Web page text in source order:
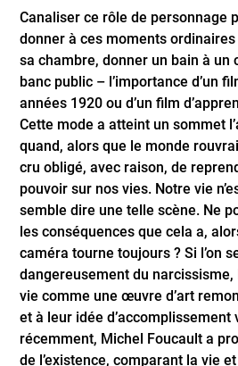
Canaliser ce rôle de personnage
donner à ces moments
sa chambre, donner un bain à un
banc public – l’importance d’un
années 1920 ou d’un film
Cette mode a atteint un sommet
quand, alors que le monde
cru obligé, avec raison, de
pouvoir sur nos vies. Notre vie
semble dire une telle scène. Ne
les conséquences que cela a,
caméra tourne toujours ? Si l’on
dangereusement du
vie comme une œuvre d’art
et à leur idée d’accomplissement
récemment, Michel Foucault a
de l’existence, comparant la vie